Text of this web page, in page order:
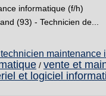
informatique (f/h)
(93) - Technicien de...
maintenance
/ vente et
et logiciel